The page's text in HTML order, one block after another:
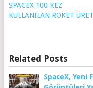
SPACEX 100 KEZ
KULLANILAN ROKET
Related Posts
SpaceX, Yeni